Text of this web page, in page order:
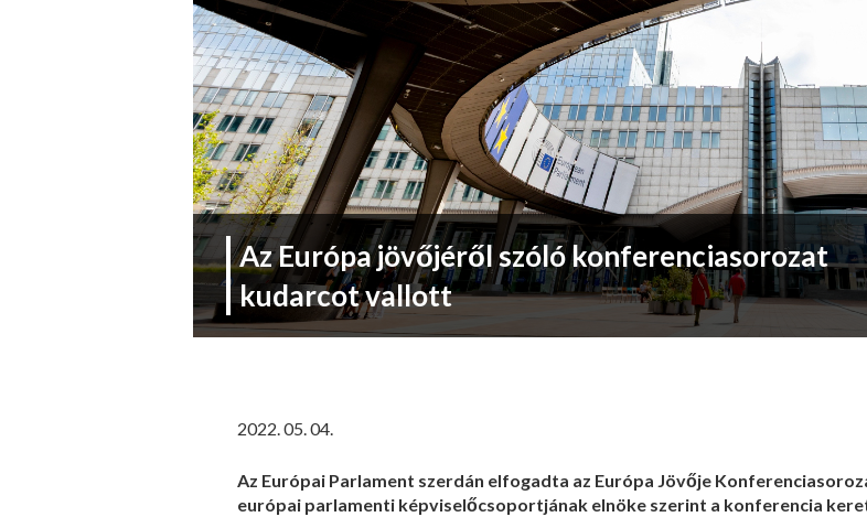
Az Európa jövőjéről szóló konferenciasorozat
kudarcot vallott
2022. 05. 04.
Az Európai Parlament szerdán elfogadta az Európa Jövője
európai parlamenti képviselőcsoportjának elnöke szerint a konferencia